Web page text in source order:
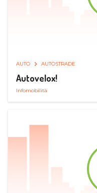
AUTO AUTOSTRADE
Autovelox!
Infomobilità